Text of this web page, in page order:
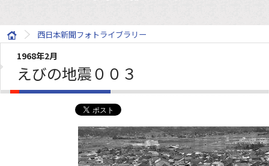
西日本新聞フォトライブラリー
1968年2月
えびの地震００３